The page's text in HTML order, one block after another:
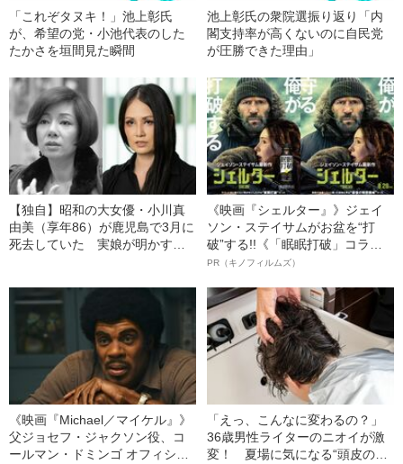
「これぞタヌキ！」池上彰氏
が、希望の党・小池代表のした
たかさを垣間見た瞬間
池上彰氏の衆院選振り返り「内
閣支持率が高くないのに自民党
が圧勝できた理由」
【独自】昭和の大女優・小川真
由美（享年86）が鹿児島で3月に
死去していた 実娘が明かす
《映画『シェルター』》ジェイ
ソン・ステイサムがお盆を“打
破”する!!《「眠眠打破」コラ
ボ》
PR（キノフィルムズ）
《映画『Michael／マイケル』》
父ジョセフ・ジャクソン役、コ
ールマン・ドミンゴ オフィシャ
「えっ、こんなに変わるの？」
36歳男性ライターのニオイが激
変！ 夏場に気になる“頭皮のニ